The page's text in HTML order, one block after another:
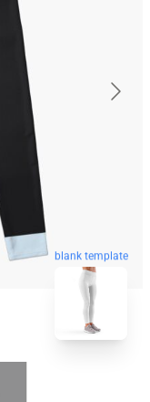
blank template